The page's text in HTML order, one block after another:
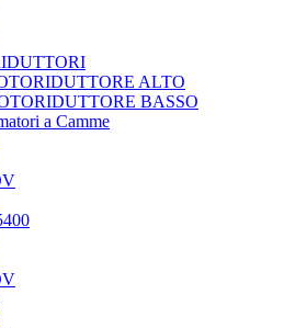
ALTO
BASSO
a Camme